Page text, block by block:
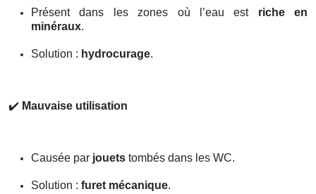
Présent dans les zones où l’eau est riche en
minéraux.
Solution : hydrocurage.
✔️ Mauvaise utilisation
Causée par jouets tombés dans les WC.
Solution : furet mécanique.